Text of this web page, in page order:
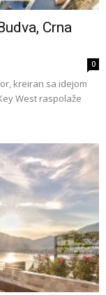
Crna
0
kreiran sa idejom
West raspolaže